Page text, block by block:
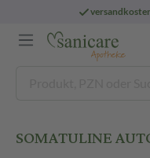
SOMATULINE